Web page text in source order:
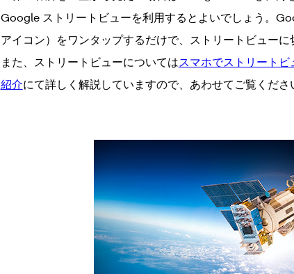
Google ストリートビューを利用するとよいでしょう。
アイコン）をワンタップするだけで、ストリートビューに
また、ストリートビューについてはスマホでストリート
紹介にて詳しく解説していますので、あわせてご覧くださ